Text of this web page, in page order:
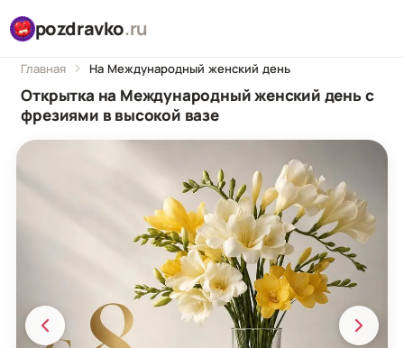
pozdravko.ru
Главная На Международный женский день
Открытка на Международный женский день с
фрезиями в высокой вазе